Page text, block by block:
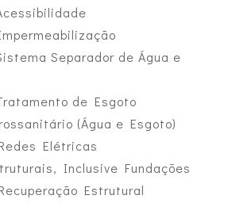
Separador de Água e
de Esgoto
(Água e Esgoto)
Elétricas
Inclusive Fundações
Estrutural